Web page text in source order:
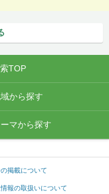
TOP
から探す
マから探す
掲載について
報の取扱いについて